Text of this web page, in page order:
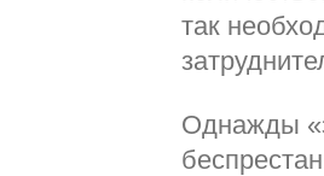
так
Однажды